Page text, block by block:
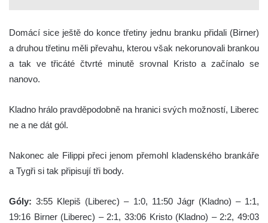
Domácí sice ještě do konce třetiny jednu branku přidali (Birner)
a druhou třetinu měli převahu, kterou však nekorunovali brankou
a tak ve třicáté čtvrté minutě srovnal Kristo a začínalo se
nanovo.
Kladno hrálo pravděpodobně na hranici svých možností, Liberec
ne a ne dát gól.
Nakonec ale Filippi přeci jenom přemohl kladenského brankáře
a Tygři si tak připisují tři body.
Góly: 3:55 Klepiš (Liberec) – 1:0, 11:50 Jágr (Kladno) – 1:1,
19:16 Birner (Liberec) – 2:1, 33:06 Kristo (Kladno) – 2:2, 49:03